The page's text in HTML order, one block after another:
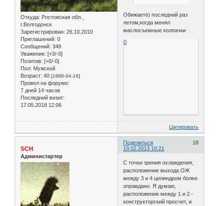
Откуда: Ростовская обл.,
г.Волгодонск
Зарегистрирован: 26.10.2010
Приглашений: 0
Сообщений: 348
Уважение: [+3/-0]
Позитив: [+0/-0]
Пол: Мужской
Возраст: 40 [1986-04-16]
Провел на форуме:
7 дней 14 часов
Последний визит:
17.05.2018 12:06
Обижаете) последний раз
летом,когда менял
маслосъемные колпачки
0
Цитировать
Поделиться
18
19.02.2013 10:21
SCH
Администартер
С точки зрения охлаждения,
расположение выхода ОЖ
между 3 и 4 цилиндром более
оправдано. Я думаю,
расположение между 1 и 2 -
конструкторский просчет, и